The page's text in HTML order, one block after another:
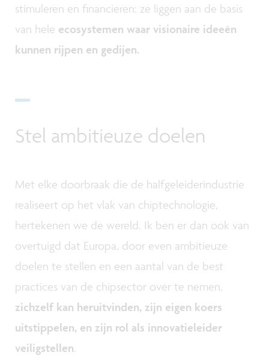
stimuleren en financieren: ze liggen aan de basis
van hele ecosystemen waar visionaire ideeën
kunnen rijpen en gedijen.
Stel ambitieuze doelen
Met elke doorbraak die de halfgeleiderindustrie
realiseert op het vlak van chiptechnologie,
hertekenen we de wereld. Ik ben er dan ook van
overtuigd dat Europa, door even ambitieuze
doelen te stellen en een aantal van de best
practices van de chipsector over te nemen,
zichzelf kan heruitvinden, zijn eigen koers
uitstippelen, en zijn rol als innovatieleider
veiligstellen.